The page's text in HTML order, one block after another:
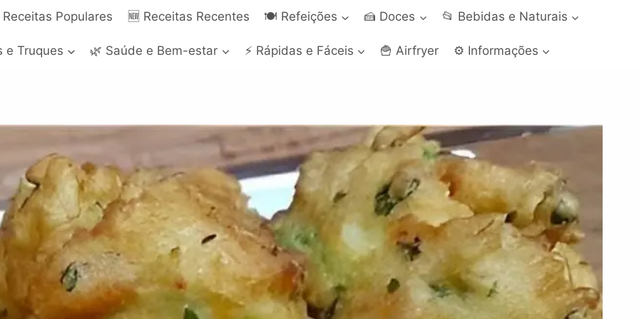
Receitas Populares 🆕 Receitas Recentes 🍽️ Refeições 🍰 Doces 📂 Bebidas e Naturais
e Truques 🌿 Saúde e Bem-estar ⚡ Rápidas e Fáceis 🍟 Airfryer ⚙️ Informações